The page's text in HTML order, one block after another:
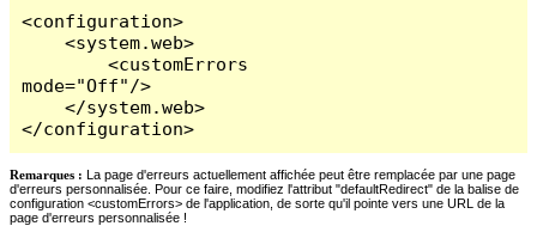
<configuration>
    <system.web>
        <customErrors
mode="Off"/>
    </system.web>
</configuration>
Remarques : La page d'erreurs actuellement affichée peut être remplacée par une page
d'erreurs personnalisée. Pour ce faire, modifiez l'attribut "defaultRedirect" de la balise de
configuration <customErrors> de l'application, de sorte qu'il pointe vers une URL de la
page d'erreurs personnalisée !